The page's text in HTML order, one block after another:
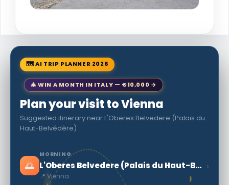
🗺 AI TRIP PLANNER 2026
🎄 WIN A MONTH IN ITALY — €10,000 →
Plan your visit to Vienna
Suggested itinerary near L'Oberes Belvedere (Palais du
Haut-Belvédère)
🌅
MORNING
L'Oberes Belvedere (Palais du Haut-Belvédère)
📍 Vienna
›